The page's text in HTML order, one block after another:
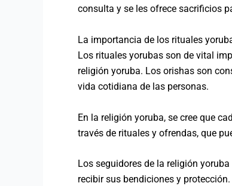
consulta y se les ofrece sacrificios
La importancia de los rituales
Los rituales yorubas son de vital
religión yoruba. Los orishas son
vida cotidiana de las personas.
En la religión yoruba, se cree que
través de rituales y ofrendas, que
Los seguidores de la religión
recibir sus bendiciones y